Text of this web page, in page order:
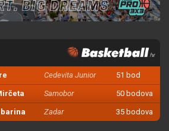
Cedevita Junior 51 bod
Samobor 50 bodova
Zadar 35 bodova